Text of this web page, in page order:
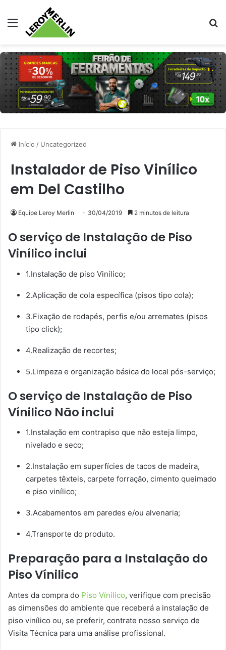
Menu
Início / Uncategorized
Instalador de Piso Vinílico
em Del Castilho
Equipe Leroy Merlin 30/04/2019 2 minutos de leitura
O serviço de Instalação de Piso
Vinílico inclui
1.Instalação de piso Vinílico;
2.Aplicação de cola específica (pisos tipo cola);
3.Fixação de rodapés, perfis e/ou arremates (pisos
tipo click);
4.Realização de recortes;
5.Limpeza e organização básica do local pós-serviço;
O serviço de Instalação de Piso
Vínilico Não inclui
1.Instalação em contrapiso que não esteja limpo,
nivelado e seco;
2.Instalação em superfícies de tacos de madeira,
carpetes têxteis, carpete forração, cimento queimado
e piso vinílico;
3.Acabamentos em paredes e/ou alvenaria;
4.Transporte do produto.
Preparação para a Instalação do
Piso Vínilico
Antes da compra do Piso Vínilico, verifique com precisão
as dimensões do ambiente que receberá a instalação de
piso vinílico ou, se preferir, contrate nosso serviço de
Visita Técnica para uma análise profissional.